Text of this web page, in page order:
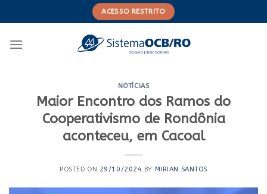
to
ACESSO RESTRITO
NOTÍCIAS
Maior Encontro dos Ramos do
Cooperativismo de Rondônia
aconteceu, em Cacoal
POSTED ON 29/10/2024 BY MIRIAN SANTOS